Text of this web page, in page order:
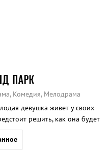
ПАРК
Комедия, Мелодрама
девушка живет у своих
решить, как она будет